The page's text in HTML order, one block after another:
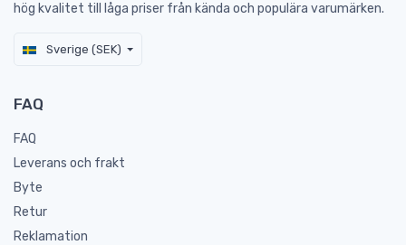
hög kvalitet till låga priser från kända och populära varumärken.
Sverige (SEK)
FAQ
FAQ
Leverans och frakt
Byte
Retur
Reklamation